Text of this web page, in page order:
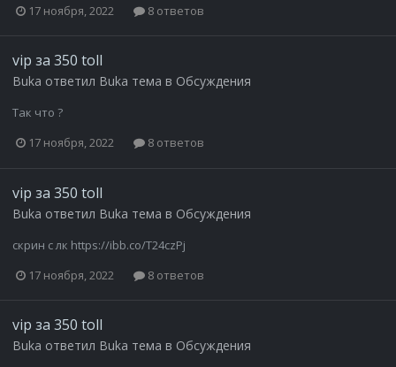
17 ноября, 2022
8 ответов
vip за 350 toll
Buka ответил Buka тема в Обсуждения
Так что ?
17 ноября, 2022
8 ответов
vip за 350 toll
Buka ответил Buka тема в Обсуждения
скрин с лк https://ibb.co/T24czPj
17 ноября, 2022
8 ответов
vip за 350 toll
Buka ответил Buka тема в Обсуждения